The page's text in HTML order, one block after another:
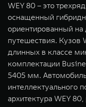
WEY 80 – это
оснащенный
ориентированный
путешествия. Кузов
длинных в классе
комплектации
5405 мм.
интеллектуального
архитектура WEY